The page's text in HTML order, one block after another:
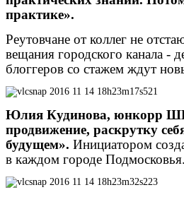
практике».
Реутовчане от коллег не
вещания городского канала -
блоггеров со стажем ждут
Юлия Кудинова, юнкорр
продвижение, раскрутку
будущем». Инициатором
в каждом городе Подмосковья.